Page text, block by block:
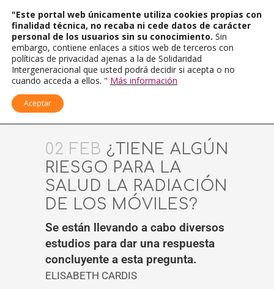
02 FEB ¿TIENE ALGÚN
RIESGO PARA LA
SALUD LA RADIACIÓN
DE LOS MÓVILES?
Se están llevando a cabo diversos
estudios para dar una respuesta
concluyente a esta pregunta.
ELISABETH CARDIS
"Este portal web únicamente utiliza cookies propias con
finalidad técnica, no recaba ni cede datos de carácter
personal de los usuarios sin su conocimiento. Sin
embargo, contiene enlaces a sitios web de terceros con
políticas de privacidad ajenas a la de Solidaridad
Intergeneracional que usted podrá decidir si acepta o no
cuando acceda a ellos. " Más información
Aceptar